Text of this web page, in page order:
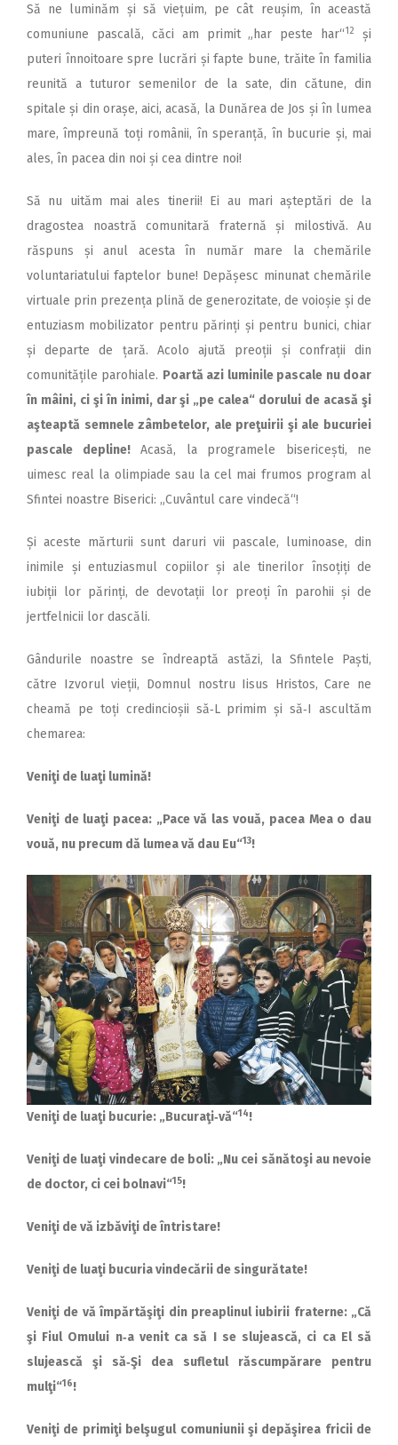
Să ne luminăm și să viețuim, pe cât reușim, în această
comuniune pascală, căci am primit „har peste har“12
și
puteri înnoitoare spre lucrări și fapte bune, trăite în familia
reunită a tuturor semenilor de la sate, din cătune, din
spitale și din orașe, aici, acasă, la Dunărea de Jos și în lumea
mare, împreună toți românii, în speranță, în bucurie și, mai
ales, în pacea din noi și cea dintre noi!
Să nu uităm mai ales tinerii! Ei au mari așteptări de la
dragostea noastră comunitară fraternă și milostivă. Au
răspuns și anul acesta în număr mare la chemările
voluntariatului faptelor bune! Depășesc minunat chemările
virtuale prin prezența plină de generozitate, de voioșie și de
entuziasm mobilizator pentru părinți și pentru bunici, chiar
și departe de țară. Acolo ajută preoții și confrații din
comunitățile parohiale. Poartă azi luminile pascale nu doar
în mâini, ci şi în inimi, dar şi „pe calea“ dorului de acasă şi
aşteaptă semnele zâmbetelor, ale preţuirii şi ale bucuriei
pascale depline!Acasă, la programele bisericești, ne
uimesc real la olimpiade sau la cel mai frumos program al
Sfintei noastre Biserici: „Cuvântul care vindecă“!
Și aceste mărturii sunt daruri vii pascale, luminoase, din
inimile și entuziasmul copiilor și ale tinerilor însoțiți de
iubiții lor părinți, de devotații lor preoți în parohii și de
jertfelnicii lor dascăli.
Gândurile noastre se îndreaptă astăzi, la Sfintele Paști,
către Izvorul vieții, Domnul nostru Iisus Hristos, Care ne
cheamă pe toți credincioșii să‑L primim și să‑I ascultăm
chemarea:
Veniţi de luaţi lumină!
Veniţi de luaţi pacea: „Pace vă las vouă, pacea Mea o dau
vouă, nu precum dă lumea vă dau Eu“13!
Veniţi de luaţi bucurie: „Bucuraţi‑vă“14!
Veniţi de luaţi vindecare de boli: „Nu cei sănătoşi au nevoie
de doctor, ci cei bolnavi“15!
Veniţi de vă izbăviţi de întristare!
Veniţi de luaţi bucuria vindecării de singurătate!
Veniţi de vă împărtăşiţi din preaplinul iubirii fraterne: „Că
şi Fiul Omului n‑a venit ca să I se slujească, ci ca El să
slujească şi să‑Şi dea sufletul răscumpărare pentru
mulţi“16!
Veniţi de primiţi belşugul comuniunii şi depăşirea fricii de